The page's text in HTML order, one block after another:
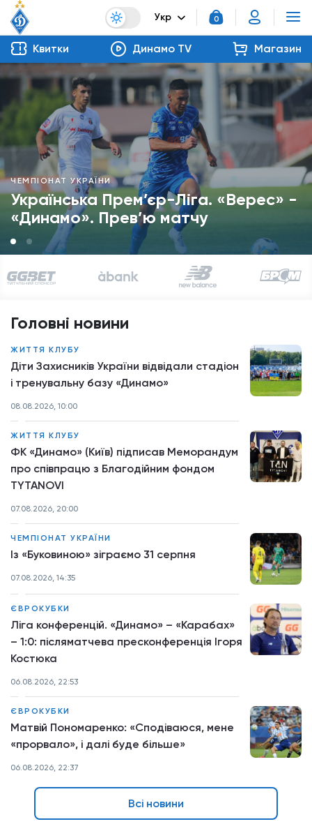
Укр 0
Квитки Динамо TV Магазин
ЧЕМПІОНАТ УКРАЇНИ
Українська Прем’єр-Ліга. «Верес» -
«Динамо». Прев’ю матчу
Головні новини
ЖИТТЯ КЛУБУ
Діти Захисників України відвідали стадіон
і тренувальну базу «Динамо»
08.08.2026, 10:00
ЖИТТЯ КЛУБУ
ФК «Динамо» (Київ) підписав Меморандум
про співпрацю з Благодійним фондом
TYTANOVI
07.08.2026, 20:00
ЧЕМПІОНАТ УКРАЇНИ
Із «Буковиною» зіграємо 31 серпня
07.08.2026, 14:35
ЄВРОКУБКИ
Ліга конференцій. «Динамо» – «Карабах»
– 1:0: післяматчева пресконференція Ігоря
Костюка
06.08.2026, 22:53
ЄВРОКУБКИ
Матвій Пономаренко: «Сподіваюся, мене
«прорвало», і далі буде більше»
06.08.2026, 22:37
Всі новини